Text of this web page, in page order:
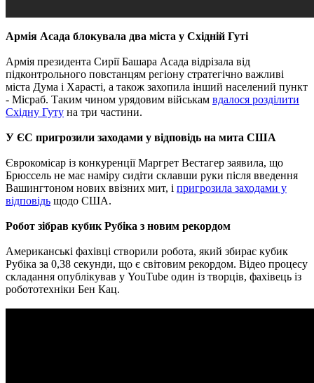
Армія Асада блокувала два міста у Східній Гуті
Армія президента Сирії Башара Асада відрізала від
підконтрольного повстанцям регіону стратегічно важливі
міста Дума і Харасті, а також захопила інший населений пункт
- Місраб. Таким чином урядовим військам вдалося розділити
Східну Гуту на три частини.
У ЄС пригрозили заходами у відповідь на мита США
Єврокомісар із конкуренції Маргрет Вестагер заявила, що
Брюссель не має наміру сидіти склавши руки після введення
Вашингтоном нових ввізних мит, і пригрозила заходами у
відповідь щодо США.
Робот зібрав кубик Рубіка з новим рекордом
Американські фахівці створили робота, який збирає кубик
Рубіка за 0,38 секунди, що є світовим рекордом. Відео процесу
складання опублікував у YouTube один із творців, фахівець із
робототехніки Бен Кац.